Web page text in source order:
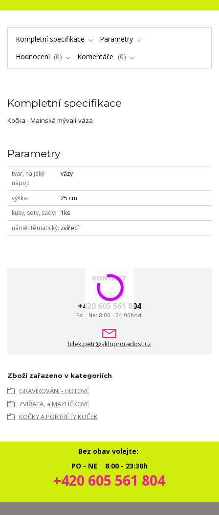
Kompletní specifikace
Parametry
Hodnocení
0 Komentáře 0
Kompletní specifikace
Kočka - Mainská mývalí-váza
Parametry
tvar, na jaký
nápoj
vázy
výška
25 cm
kusy, sety, sady
1ks
námět tématický zvířecí
KONTAKT
Petr Bílek
+420 605 561 804
Po - Ne: 8:00 - 24:00hod.
bilek.petr@skloproradost.cz
Zboží zařazeno v kategoriích
GRAVÍROVÁNÍ - HOTOVÉ
ZVÍŘATA, a MAZLÍČKOVÉ
KOČKY A PORTRÉTY KOČEK
Bez obav volejte:
PO - NE 8:00 - 23:30h
+420 605 561 804